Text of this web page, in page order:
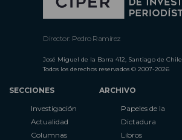
Director: Pedro Ramírez
José Miguel de la Barra 412, Santiago de Chile
Todos los derechos reservados © 2007-2026
SECCIONES
Investigación
Actualidad
Columnas
ARCHIVO
Papeles de la
Dictadura
Libros